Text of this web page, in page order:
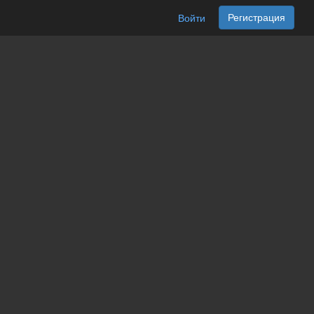
Войти Регистрация